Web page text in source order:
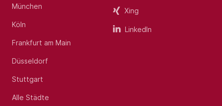
München
Köln
Frankfurt am Main
Düsseldorf
Stuttgart
Alle Städte
Xing
LinkedIn